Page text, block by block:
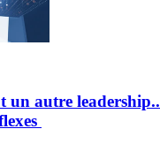
un autre